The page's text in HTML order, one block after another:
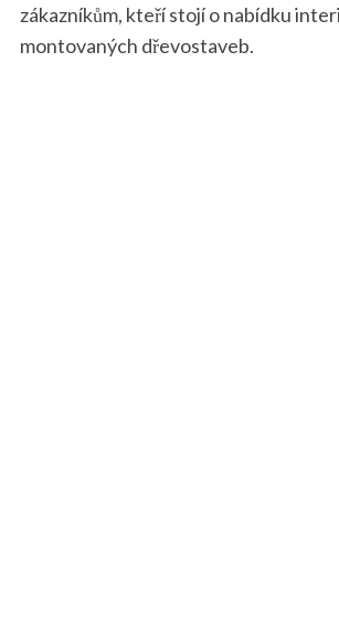
zákazníkům, kteří stojí o nabídku
montovaných dřevostaveb.